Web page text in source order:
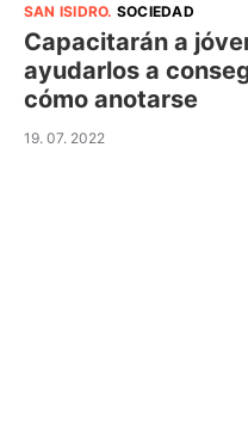
SAN ISIDRO. SOCIEDAD
Capacitarán a
ayudarlos a
cómo anotarse
19. 07. 2022